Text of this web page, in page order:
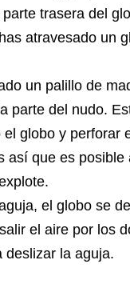
trasera del
atravesado un
un palillo de
parte del nudo.
el globo y perforar
así que es posible
el globo se
el aire por los
deslizar la aguja.